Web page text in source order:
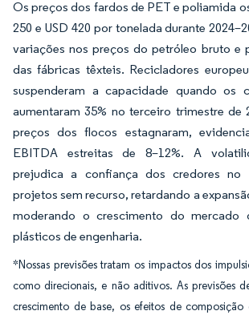
Os preços dos fardos de PET e poliamida
250 e USD 420 por tonelada durante
variações nos preços do petróleo bruto e
das fábricas têxteis. Recicladores
suspenderam a capacidade quando os
aumentaram 35% no terceiro trimestre de
preços dos flocos estagnaram,
EBITDA estreitas de 8–12%. A
prejudica a confiança dos credores no
projetos sem recurso, retardando a
moderando o crescimento do mercado
plásticos de engenharia.
*Nossas previsões tratam os impactos dos
como direcionais, e não aditivos. As previsões
crescimento de base, os efeitos de composição